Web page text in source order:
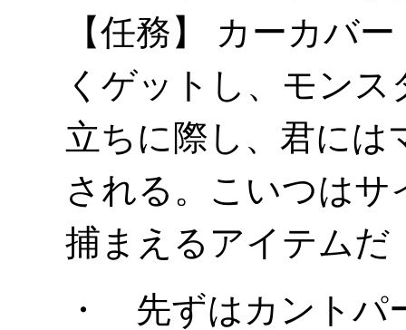
【任務】 カーカバ
くゲットし、モン
立ちに際し、君には
される。こいつは
捕まえるアイテムだ
・ 先ずはカントパ